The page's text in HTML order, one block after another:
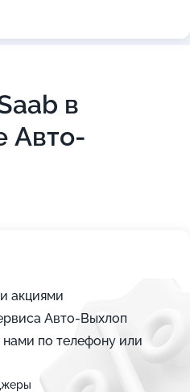
в
Авто-
акциями
Авто-Выхлоп
по телефону или